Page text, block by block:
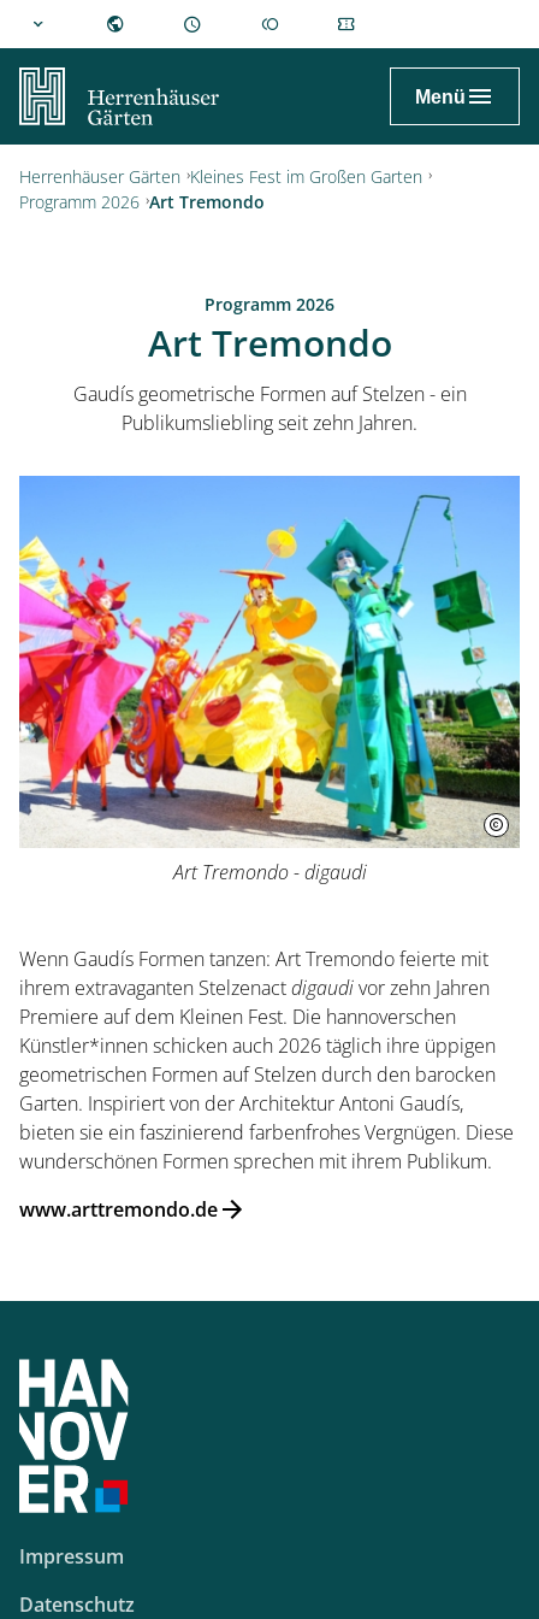
Menü
hannover.de
Herrenhausen erleben
Kleines Fest im Großen Garten
Museum Schloss Herrenhausen
Service und Aktuelles
Veranstaltungen
Ticketshop
Herrenhäuser Gärten Kleines Fest im Großen Garten
Programm 2026 Art Tremondo
Programm 2026
Art Tremondo
Gaudís geometrische Formen auf Stelzen - ein
Publikumsliebling seit zehn Jahren.
Art Tremondo - digaudi
Wenn Gaudís Formen tanzen: Art Tremondo feierte mit
ihrem extravaganten Stelzenactdigaudivor zehn Jahren
Premiere auf dem Kleinen Fest. Die hannoverschen
Künstler*innen schicken auch 2026 täglich ihre üppigen
geometrischen Formen auf Stelzen durch den barocken
Garten. Inspiriert von der Architektur Antoni Gaudís,
bieten sie ein faszinierend farbenfrohes Vergnügen. Diese
wunderschönen Formen sprechen mit ihrem Publikum.
www.arttremondo.de
Impressum
Datenschutz